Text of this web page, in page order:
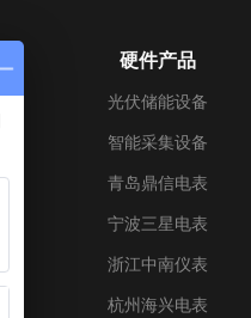
硬件产品
光伏储能设备
智能采集设备
青岛鼎信电表
宁波三星电表
浙江中南仪表
杭州海兴电表